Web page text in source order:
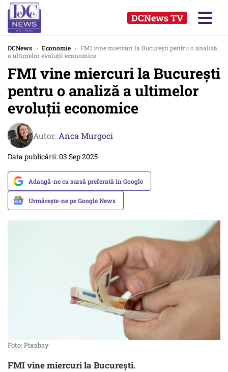
DCNews TV
DCNews › Economie › FMI vine miercuri la București pentru o analiză
a ultimelor evoluții economice
FMI vine miercuri la București
pentru o analiză a ultimelor
evoluții economice
Autor: Anca Murgoci
Data publicării: 03 Sep 2025
Adaugă-ne ca sursă preferată în Google
Urmărește-ne pe Google News
Foto: Pixabay
FMI vine miercuri la București.